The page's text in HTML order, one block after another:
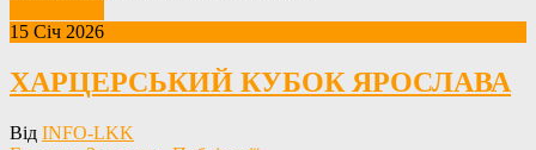
15 Січ 2026
ХАРЦЕРСЬКИЙ КУБОК ЯРОСЛАВА
Від INFO-LKK